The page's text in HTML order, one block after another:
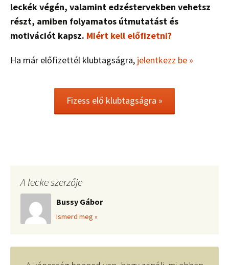
leckék végén, valamint edzéstervekben vehetsz
részt, amiben folyamatos útmutatást és
motivációt kapsz. Miért kell előfizetni?
Ha már előfizettél klubtagságra, jelentkezz be »
Fizess elő klubtagságra »
A lecke szerzője
Bussy Gábor
Ismerd meg »